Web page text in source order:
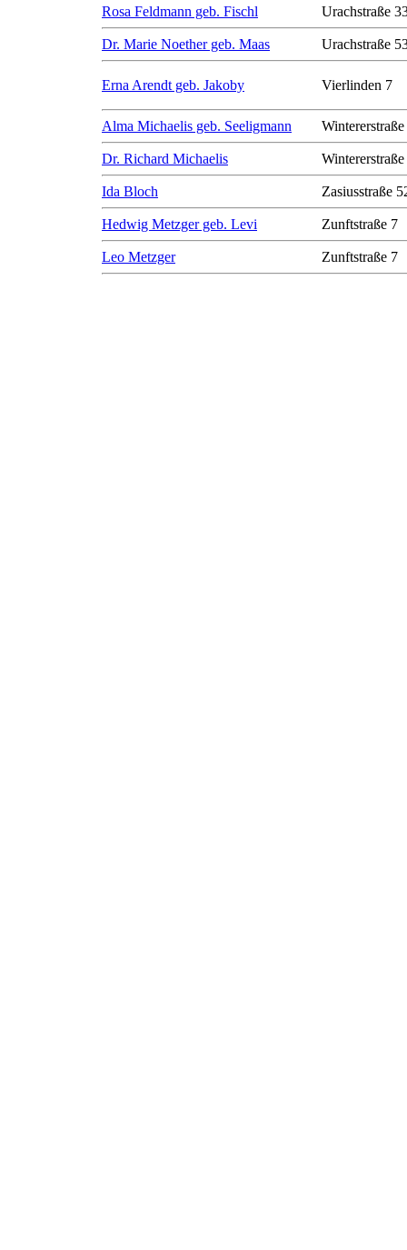
Rosa Feldmann geb. Fischl Urachstraße
Dr. Marie Noether geb. Maas Urachstraße
Erna Arendt geb. Jakoby Vierlinden 7
Alma Michaelis geb. Seeligmann
Dr. Richard Michaelis
Ida Bloch Zasiusstraße
Hedwig Metzger geb. Levi Zunftstraße 7
Leo Metzger Zunftstraße 7